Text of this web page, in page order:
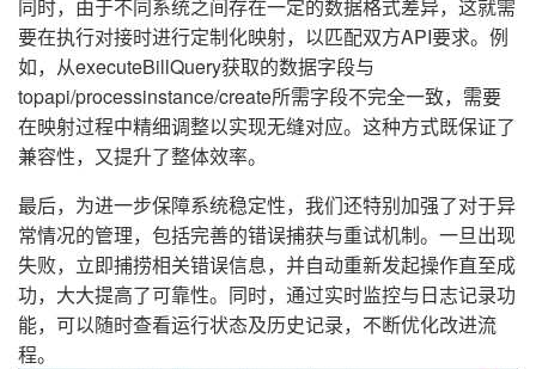
同时，由于不同系统之间存在一定的数据格式差异，这就需
要在执行对接时进行定制化映射，以匹配双方API要求。例
如，从executeBillQuery获取的数据字段与
topapi/processinstance/create所需字段不完全一致，需要
在映射过程中精细调整以实现无缝对应。这种方式既保证了
兼容性，又提升了整体效率。
最后，为进一步保障系统稳定性，我们还特别加强了对于异
常情况的管理，包括完善的错误捕获与重试机制。一旦出现
失败，立即捕捞相关错误信息，并自动重新发起操作直至成
功，大大提高了可靠性。同时，通过实时监控与日志记录功
能，可以随时查看运行状态及历史记录，不断优化改进流
程。